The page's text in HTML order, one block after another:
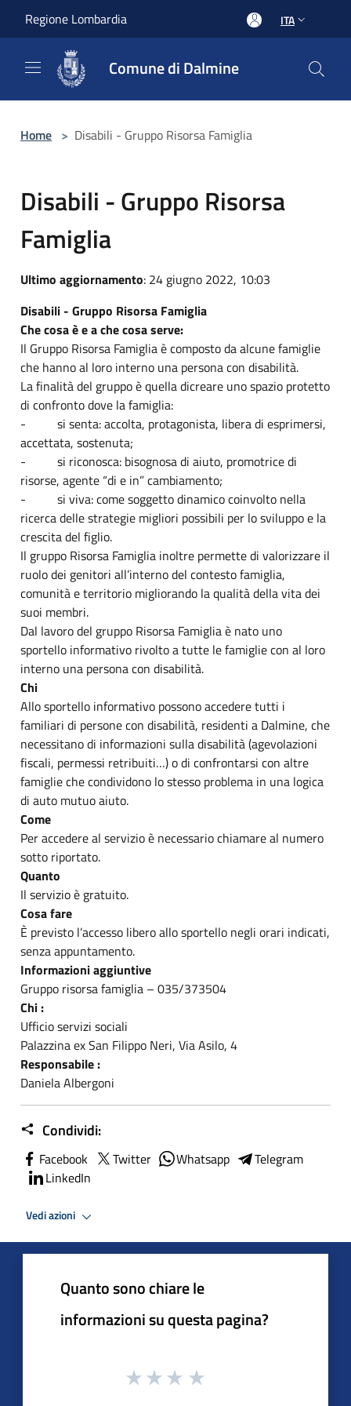
Regione Lombardia ITA
Comune di Dalmine
Home > Disabili - Gruppo Risorsa Famiglia
Disabili - Gruppo Risorsa
Famiglia
Ultimo aggiornamento: 24 giugno 2022, 10:03
Disabili - Gruppo Risorsa Famiglia
Che cosa è e a che cosa serve:
Il Gruppo Risorsa Famiglia è composto da alcune famiglie
che hanno al loro interno una persona con disabilità.
La finalità del gruppo è quella dicreare uno spazio protetto
di confronto dove la famiglia:
- si senta: accolta, protagonista, libera di esprimersi,
accettata, sostenuta;
- si riconosca: bisognosa di aiuto, promotrice di
risorse, agente “di e in” cambiamento;
- si viva: come soggetto dinamico coinvolto nella
ricerca delle strategie migliori possibili per lo sviluppo e la
crescita del figlio.
Il gruppo Risorsa Famiglia inoltre permette di valorizzare il
ruolo dei genitori all’interno del contesto famiglia,
comunità e territorio migliorando la qualità della vita dei
suoi membri.
Dal lavoro del gruppo Risorsa Famiglia è nato uno
sportello informativo rivolto a tutte le famiglie con al loro
interno una persona con disabilità.
Chi
Allo sportello informativo possono accedere tutti i
familiari di persone con disabilità, residenti a Dalmine, che
necessitano di informazioni sulla disabilità (agevolazioni
fiscali, permessi retribuiti…) o di confrontarsi con altre
famiglie che condividono lo stesso problema in una logica
di auto mutuo aiuto.
Come
Per accedere al servizio è necessario chiamare al numero
sotto riportato.
Quanto
Il servizio è gratuito.
Cosa fare
È previsto l’accesso libero allo sportello negli orari indicati,
senza appuntamento.
Informazioni aggiuntive
Gruppo risorsa famiglia – 035/373504
Chi :
Ufficio servizi sociali
Palazzina ex San Filippo Neri, Via Asilo, 4
Responsabile :
Daniela Albergoni
Condividi:
Facebook Twitter Whatsapp
Telegram
LinkedIn
Vedi azioni
Quanto sono chiare le
informazioni su questa pagina?